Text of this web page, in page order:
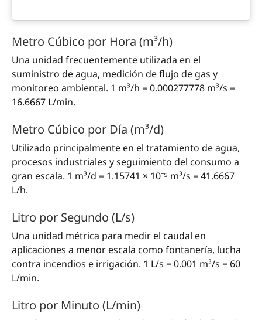
Metro Cúbico por Hora (m³/h)
Una unidad frecuentemente utilizada en el
suministro de agua, medición de flujo de gas y
monitoreo ambiental. 1 m³/h = 0.000277778 m³/s =
16.6667 L/min.
Metro Cúbico por Día (m³/d)
Utilizado principalmente en el tratamiento de agua,
procesos industriales y seguimiento del consumo a
gran escala. 1 m³/d = 1.15741 × 10⁻⁵ m³/s = 41.6667
L/h.
Litro por Segundo (L/s)
Una unidad métrica para medir el caudal en
aplicaciones a menor escala como fontanería, lucha
contra incendios e irrigación. 1 L/s = 0.001 m³/s = 60
L/min.
Litro por Minuto (L/min)